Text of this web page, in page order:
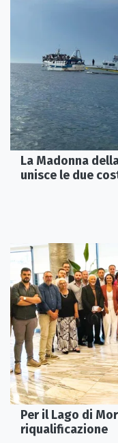
La Madonna
unisce le due
Per il Lago di
riqualificazione